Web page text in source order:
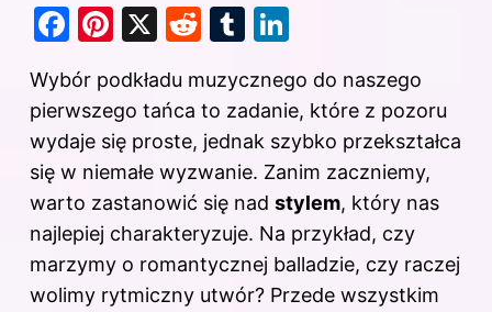
F
a
c
e
b
o
o
k
Pi
er
e
st
X
R
d
di
t
T
m
bl
r
k
e
dI
n
Wybór podkładu muzycznego do naszego
pierwszego tańca to zadanie, które z pozoru
wydaje się proste, jednak szybko przekształca
się w niemałe wyzwanie. Zanim zaczniemy,
warto zastanowić się nad stylem, który nas
najlepiej charakteryzuje. Na przykład, czy
marzymy o romantycznej balladzie, czy raczej
wolimy rytmiczny utwór? Przede wszystkim